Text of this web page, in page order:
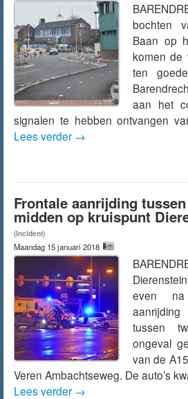
bochten
Baan op
komen de
ten
aan het
signalen te hebben ontvangen
Lees verder →
Frontale aanrijding
midden op kruispunt
(Incident)
Maandag 15 januari 2018
even
tussen
ongeval
van de
Veren Ambachtseweg. De auto’s
Lees verder →